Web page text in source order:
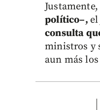
político–,
consulta
ministros y
aun más